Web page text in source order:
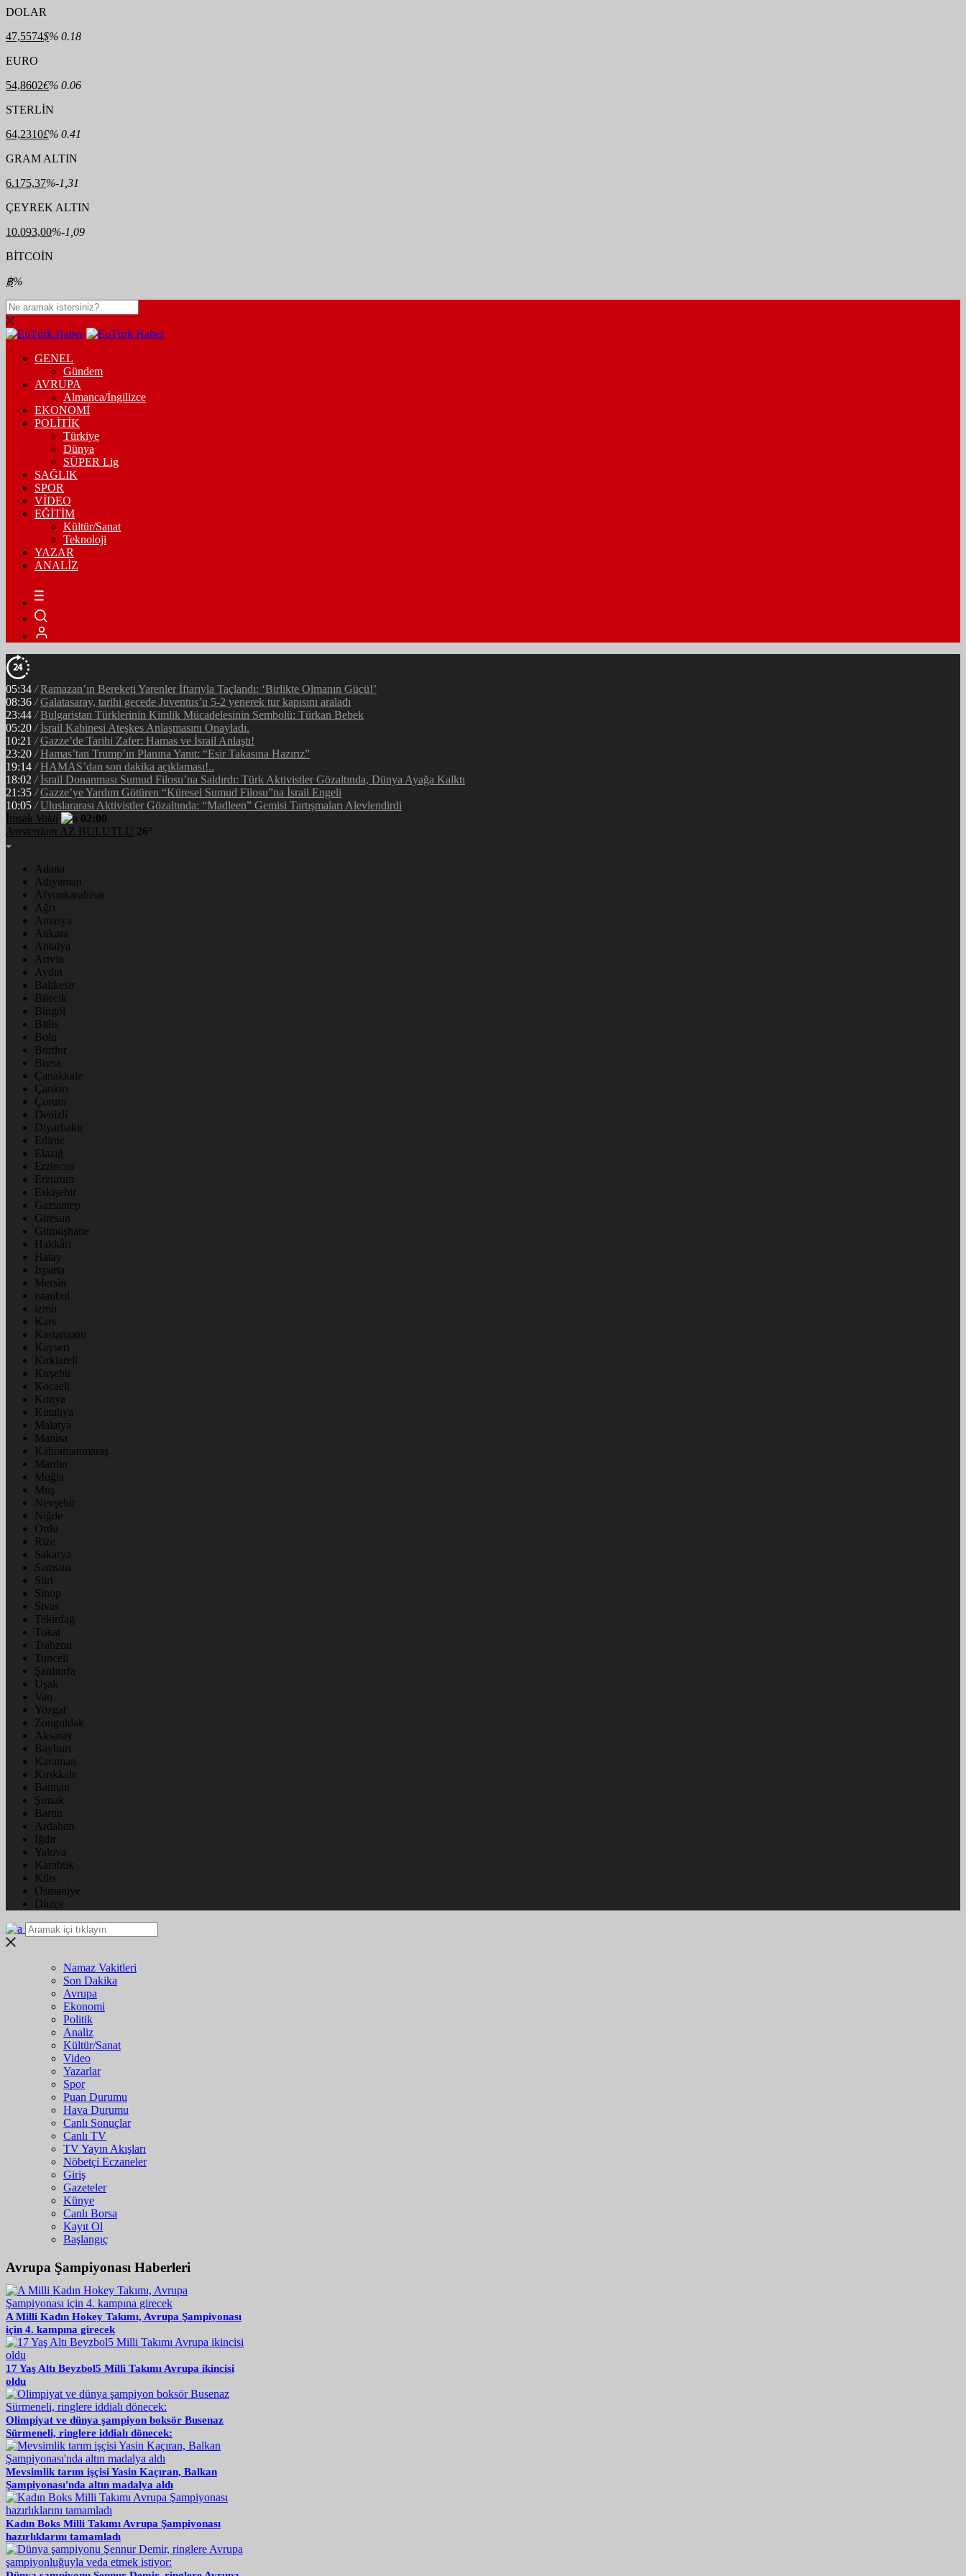
DOLAR
47,5574$% 0.18
EURO
54,8602€% 0.06
STERLİN
64,2310£% 0.41
GRAM ALTIN
6.175,37%-1,31
ÇEYREK ALTIN
10.093,00%-1,09
BİTCOİN
฿%
GENEL
Gündem
AVRUPA
Almanca/İngilizce
EKONOMİ
POLİTİK
Türkiye
Dünya
SÜPER Lig
SAĞLIK
SPOR
VİDEO
EĞİTİM
Kültür/Sanat
Teknoloji
YAZAR
ANALİZ
05:34 / Ramazan’ın Bereketi Yarenler İftarıyla Taçlandı: ‘Birlikte Olmanın Gücü!’
08:36 / Galatasaray, tarihi gecede Juventus’u 5-2 yenerek tur kapısını araladı
23:44 / Bulgaristan Türklerinin Kimlik Mücadelesinin Sembolü: Türkan Bebek
05:20 / İsrail Kabinesi Ateşkes Anlaşmasını Onayladı.
10:21 / Gazze’de Tarihi Zafer: Hamas ve İsrail Anlaştı!
23:20 / Hamas’tan Trump’ın Planına Yanıt: “Esir Takasına Hazırız”
19:14 / HAMAS’dan son dakika açıklaması!..
18:02 / İsrail Donanması Sumud Filosu’na Saldırdı: Türk Aktivistler Gözaltında, Dünya Ayağa Kalktı
21:35 / Gazze’ye Yardım Götüren “Küresel Sumud Filosu”na İsrail Engeli
10:05 / Uluslararası Aktivistler Gözaltında: “Madleen” Gemisi Tartışmaları Alevlendirdi
İmsak Vakti
02:00
Amsterdam AZ BULUTLU 26°
Adana
Adıyaman
Afyonkarahisar
Ağrı
Amasya
Ankara
Antalya
Artvin
Aydın
Balıkesir
Bilecik
Bingöl
Bitlis
Bolu
Burdur
Bursa
Çanakkale
Çankırı
Çorum
Denizli
Diyarbakır
Edirne
Elazığ
Erzincan
Erzurum
Eskişehir
Gaziantep
Giresun
Gümüşhane
Hakkâri
Hatay
Isparta
Mersin
istanbul
izmir
Kars
Kastamonu
Kayseri
Kırklareli
Kırşehir
Kocaeli
Konya
Kütahya
Malatya
Manisa
Kahramanmaraş
Mardin
Muğla
Muş
Nevşehir
Niğde
Ordu
Rize
Sakarya
Samsun
Siirt
Sinop
Sivas
Tekirdağ
Tokat
Trabzon
Tunceli
Şanlıurfa
Uşak
Van
Yozgat
Zonguldak
Aksaray
Bayburt
Karaman
Kırıkkale
Batman
Şırnak
Bartın
Ardahan
Iğdır
Yalova
Karabük
Kilis
Osmaniye
Düzce
Namaz Vakitleri
Son Dakika
Avrupa
Ekonomi
Politik
Analiz
Kültür/Sanat
Video
Yazarlar
Spor
Puan Durumu
Hava Durumu
Canlı Sonuçlar
Canlı TV
TV Yayın Akışları
Nöbetçi Eczaneler
Giriş
Gazeteler
Künye
Canlı Borsa
Kayıt Ol
Başlangıç
Avrupa Şampiyonası Haberleri
A Milli Kadın Hokey Takımı, Avrupa Şampiyonası
için 4. kampına girecek
17 Yaş Altı Beyzbol5 Milli Takımı Avrupa ikincisi
oldu
Olimpiyat ve dünya şampiyon boksör Busenaz
Sürmeneli, ringlere iddialı dönecek:
Mevsimlik tarım işçisi Yasin Kaçıran, Balkan
Şampiyonası'nda altın madalya aldı
Kadın Boks Milli Takımı Avrupa Şampiyonası
hazırlıklarını tamamladı